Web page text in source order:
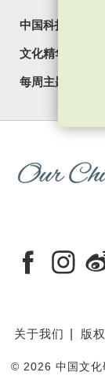
中国科技
文化精华
每周主题
关于我们 版
© 2026 中国文化